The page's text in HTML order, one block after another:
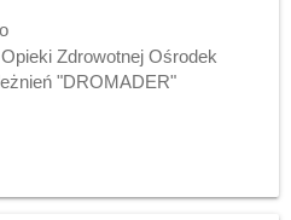
Zdrowotnej Ośrodek
"DROMADER"